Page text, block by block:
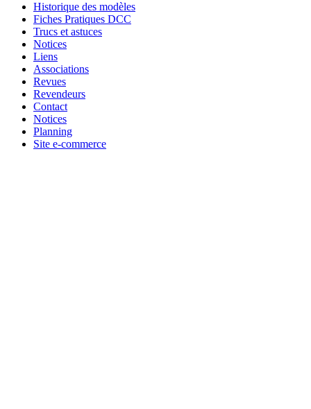
Historique des modèles
Fiches Pratiques DCC
Trucs et astuces
Notices
Liens
Associations
Revues
Revendeurs
Contact
Notices
Planning
Site e-commerce